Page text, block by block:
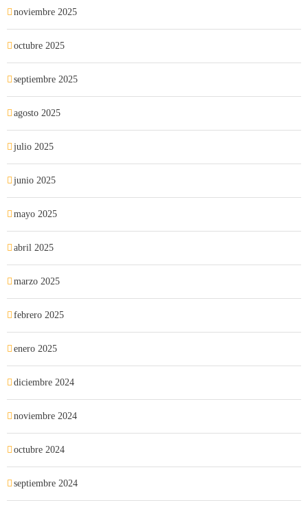
noviembre 2025
octubre 2025
septiembre 2025
agosto 2025
julio 2025
junio 2025
mayo 2025
abril 2025
marzo 2025
febrero 2025
enero 2025
diciembre 2024
noviembre 2024
octubre 2024
septiembre 2024